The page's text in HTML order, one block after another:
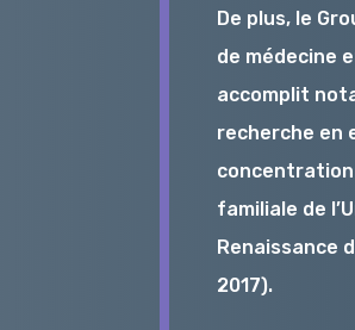
De plus, le
de médecine
accomplit
recherche en
concentration
familiale de
Renaissance
2017).